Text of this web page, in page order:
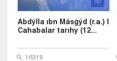
Abdýlla ıbn Másǵýd (r.a.) |
Cahabalar tarıhy (12...
16319